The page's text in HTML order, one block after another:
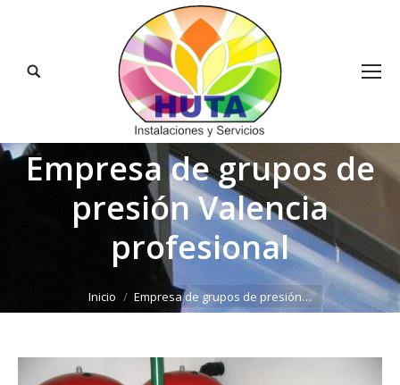
Buscar:
Empresa de grupos de
presión Valencia
profesional
Inicio Empresa de grupos de presión…